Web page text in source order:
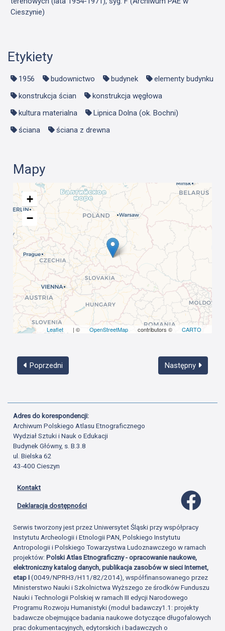
Cieszynie)
Etykiety
1956 budownictwo budynek
elementy budynku
konstrukcja ścian
konstrukcja węgłowa
kultura materialna
Lipnica Dolna (ok. Bochni)
ściana
ściana z drewna
Mapy
+
−
Leaflet | © OpenStreetMap contributors © CARTO
Poprzedni Następny
Adres do korespondencji:
Archiwum Polskiego Atlasu Etnograficznego
Wydział Sztuki i Nauk o Edukacji
Budynek Główny, s. B.3.8
ul. Bielska 62
43-400 Cieszyn
Kontakt
Deklaracja dostępności
Serwis tworzony jest przez Uniwersytet Śląski przy współpracy
Instytutu Archeologii i Etnologii PAN, Polskiego Instytutu
Antropologii i Polskiego Towarzystwa Ludoznawczego w ramach
projektów:Polski Atlas Etnograficzny - opracowanie naukowe,
elektroniczny katalog danych, publikacja zasobów w sieci Internet,
etap I(0049/NPRH3/H11/82/2014), współfinansowanego przez
Ministerstwo Nauki i Szkolnictwa Wyższego ze środków Funduszu
Nauki i Technologii Polskiej w ramach III edycji Narodowego
Programu Rozwoju Humanistyki (moduł badawczy1.1: projekty
badawcze obejmujące badania naukowe dotyczące długofalowych
prac dokumentacyjnych, edytorskich i badawczych o